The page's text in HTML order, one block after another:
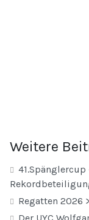
Weitere
Regatten 2026
Der UYC